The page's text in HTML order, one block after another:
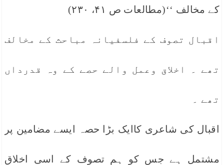
کے مخالف ‘‘(مطالعات ص ۴۱، ۲۳۰)
اقبال تصوف کے فلسفیانہ مباحث کے مخالف
تھے ۔ اخلاق وعمل والے حصے کے وہ قدرداں
تھے ۔
اقبال کی شاعری کاایک بڑا حصہ ایسے مضامین پر
مشتمل ہے جس کو ہم تصوف کے اسی اخلاق